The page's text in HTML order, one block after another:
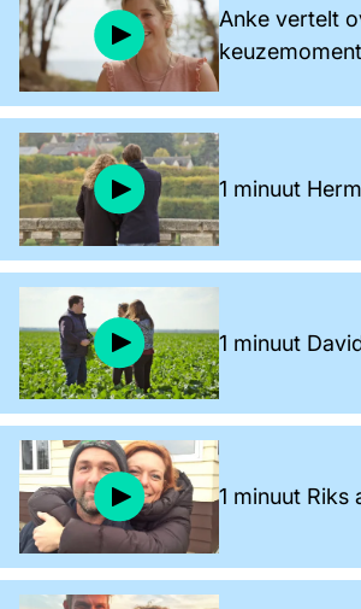
Anke vertelt
1 minuut
1 minuut
1 minuut Riks